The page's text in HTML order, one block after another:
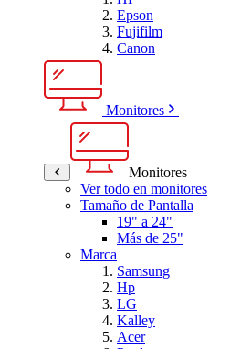
Epson
Fujifilm
Canon
Monitores
Monitores
Ver todo en monitores
Tamaño de Pantalla
19" a 24"
Más de 25"
Marca
Samsung
Hp
LG
Kalley
Acer